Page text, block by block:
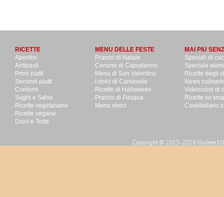
RICETTE
Aperitivi
Antipasti
Primi piatti
Secondi piatti
Contorni
Sughi e Salse
Ricette vegetariane
Ricette vegane
Dolci e Torte
MENU DELLE FESTE
Pranzo di Natale
Cenone di Capodanno
Menu di San Valentino
I dolci di Carnevale
Ricette di Halloween
Pranzo di Pasqua
Menu etnici
MAI PIU
Speciali di
Speciale
Ricette degli
News
Videocorsi di
Ricette su
Copyright © 2013-2026